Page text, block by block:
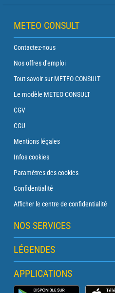
METEO CONSULT
Contactez-nous
Nos offres d'emploi
Tout savoir sur METEO CONSULT
Le modèle METEO CONSULT
CGV
CGU
Mentions légales
Infos cookies
Paramètres des cookies
Confidentialité
Afficher le centre de confidentialité
NOS SERVICES
Abonnement Zen
Abonnement Balise
Abonnement Traversée
LÉGENDES
Légende des cartes
Légende des pictogrammes
APPLICATIONS